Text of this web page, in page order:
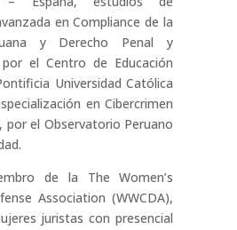
en Compliance de la
y Derecho Penal y
el Centro de Educación
Universidad Católica
en Cibercrimen
por el Observatorio Peruano
de la The Women’s
Association (WWCDA),
juristas con presencial